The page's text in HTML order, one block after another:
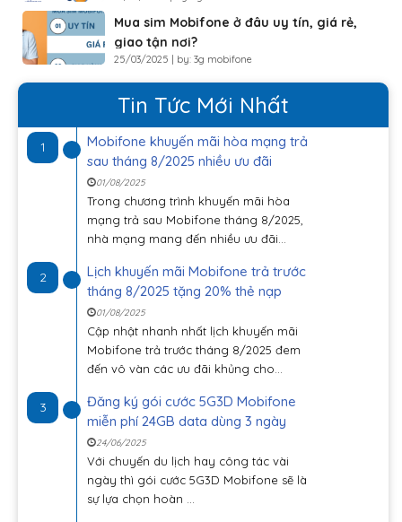
Mua sim Mobifone ở đâu uy tín, giá rẻ,
giao tận nơi?
25/03/2025 | by: 3g mobifone
Tin Tức Mới Nhất
1
Mobifone khuyến mãi hòa mạng trả
sau tháng 8/2025 nhiều ưu đãi
01/08/2025
Trong chương trình khuyến mãi hòa
mạng trả sau Mobifone tháng 8/2025,
nhà mạng mang đến nhiều ưu đãi...
2
Lịch khuyến mãi Mobifone trả trước
tháng 8/2025 tặng 20% thẻ nạp
01/08/2025
Cập nhật nhanh nhất lịch khuyến mãi
Mobifone trả trước tháng 8/2025 đem
đến vô vàn các ưu đãi khủng cho...
3
Đăng ký gói cước 5G3D Mobifone
miễn phí 24GB data dùng 3 ngày
24/06/2025
Với chuyến du lịch hay công tác vài
ngày thì gói cước 5G3D Mobifone sẽ là
sự lựa chọn hoàn ...